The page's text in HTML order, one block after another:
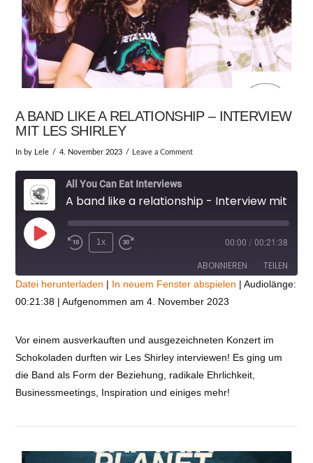
VIEW POST
A BAND LIKE A RELATIONSHIP – INTERVIEW
MIT LES SHIRLEY
In by Lele 4. November 2023 Leave a Comment
All You Can Eat Interviews
Play
1x 00:00 / 00:21:38
ABONNIEREN TEILEN
TEILEN
LINK
Datei herunterladen | In neuem Fenster abspielen |Audiolänge:
00:21:38 |Aufgenommen am 4. November 2023
Vor einem ausverkauften und ausgezeichneten Konzert im
Schokoladen durften wir Les Shirley interviewen! Es ging um
die Band als Form der Beziehung, radikale Ehrlichkeit,
Businessmeetings, Inspiration und einiges mehr!